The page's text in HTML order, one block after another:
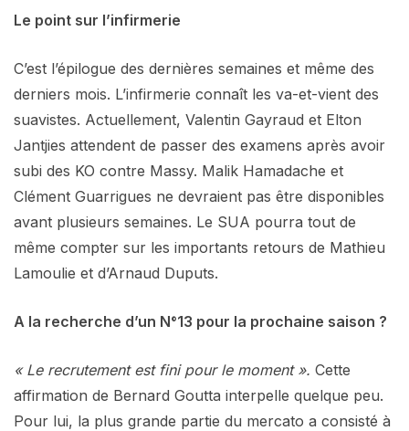
Le point sur l’infirmerie
C’est l’épilogue des dernières semaines et même des
derniers mois. L’infirmerie connaît les va-et-vient des
suavistes. Actuellement, Valentin Gayraud et Elton
Jantjies attendent de passer des examens après avoir
subi des KO contre Massy. Malik Hamadache et
Clément Guarrigues ne devraient pas être disponibles
avant plusieurs semaines. Le SUA pourra tout de
même compter sur les importants retours de Mathieu
Lamoulie et d’Arnaud Duputs.
A la recherche d’un N°13 pour la prochaine saison ?
« Le recrutement est fini pour le moment ». Cette
affirmation de Bernard Goutta interpelle quelque peu.
Pour lui, la plus grande partie du mercato a consisté à